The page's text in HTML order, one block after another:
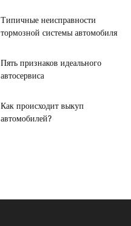
Типичные неисправности
тормозной системы автомобиля
Пять признаков идеального
автосервиса
Как происходит выкуп
автомобилей?